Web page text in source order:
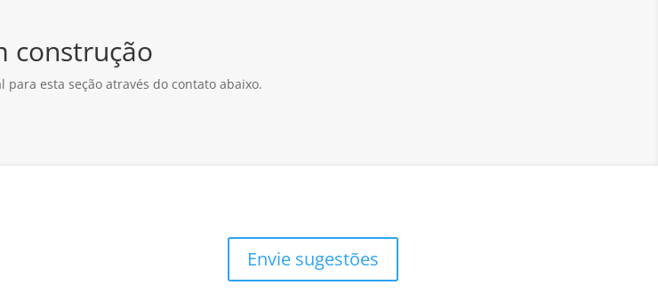
construção
para esta seção através do contato abaixo.
Envie sugestões